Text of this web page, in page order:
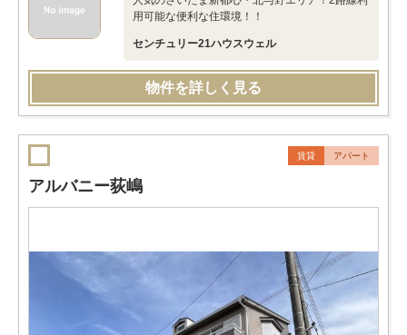
用可能な便利な住環境！！
センチュリー21ハウスウェル
物件を詳しく見る
賃貸 アパート
アルバニー荻嶋